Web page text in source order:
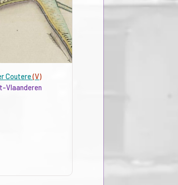
Coutere(V)
Vlaanderen